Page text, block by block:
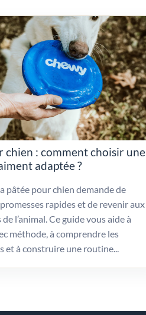
chien : comment choisir une
adaptée ?
pâtée pour chien demande de
rapides et de revenir aux
l’animal. Ce guide vous aide à
méthode, à comprendre les
et à construire une routine...